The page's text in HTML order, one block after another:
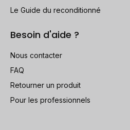
Le Guide du reconditionné
Besoin d'aide ?
Nous contacter
FAQ
Retourner un produit
Pour les professionnels